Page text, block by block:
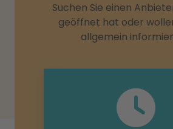
Suchen Sie einen
geöffnet hat oder
allgemein